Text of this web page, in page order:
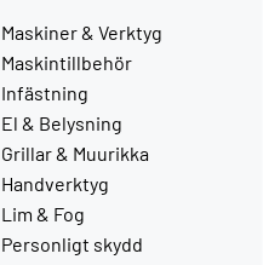
Maskiner & Verktyg
Maskintillbehör
Infästning
El & Belysning
Grillar & Muurikka
Handverktyg
Lim & Fog
Personligt skydd